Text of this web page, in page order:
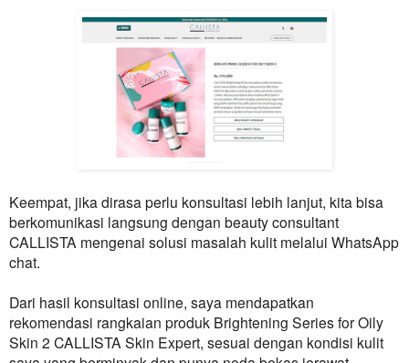
Keempat, jika dirasa perlu konsultasi lebih lanjut, kita bisa
berkomunikasi langsung dengan beauty consultant
CALLISTA mengenai solusi masalah kulit melalui WhatsApp
chat.
Dari hasil konsultasi online, saya mendapatkan
rekomendasi rangkaian produk Brightening Series for Oily
Skin 2 CALLISTA Skin Expert, sesuai dengan kondisi kulit